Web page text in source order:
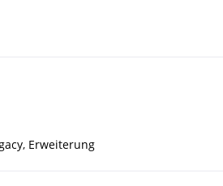
, Erweiterung